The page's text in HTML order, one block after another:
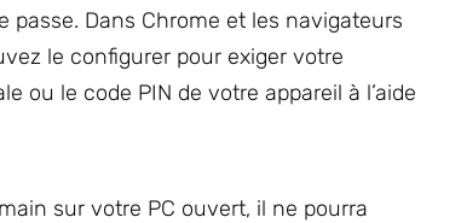
Dans Chrome et les navigateurs
le configurer pour exiger votre
ou le code PIN de votre appareil à l’aide
sur votre PC ouvert, il ne pourra